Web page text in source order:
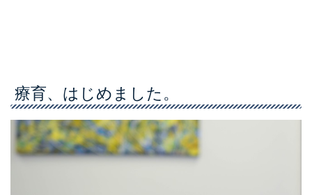
療育、はじめました。